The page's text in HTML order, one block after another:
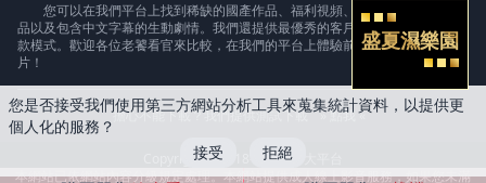
您可以在我們平台上找到稀缺的國產作品、福利視頻、精心挑選的歐美作
品以及包含中文字幕的生動劇情。我們還提供最優秀的客戶支持和最安全的付
款模式。歡迎各位老饕看官來比較，在我們的平台上體驗前所未有的高質量影
片！
擔心不能下載？我們提供測試下載 » 點我 «
Copyright © 2018-2026 AV大平台
本網站已依網站內容分級規定處理。本網站提供成人線上影音服務，如果您未滿
盛夏濕樂園
您是否接受我們使用第三方網站分析工具來蒐集統計資料，以提供更
個人化的服務？
接受
拒絕